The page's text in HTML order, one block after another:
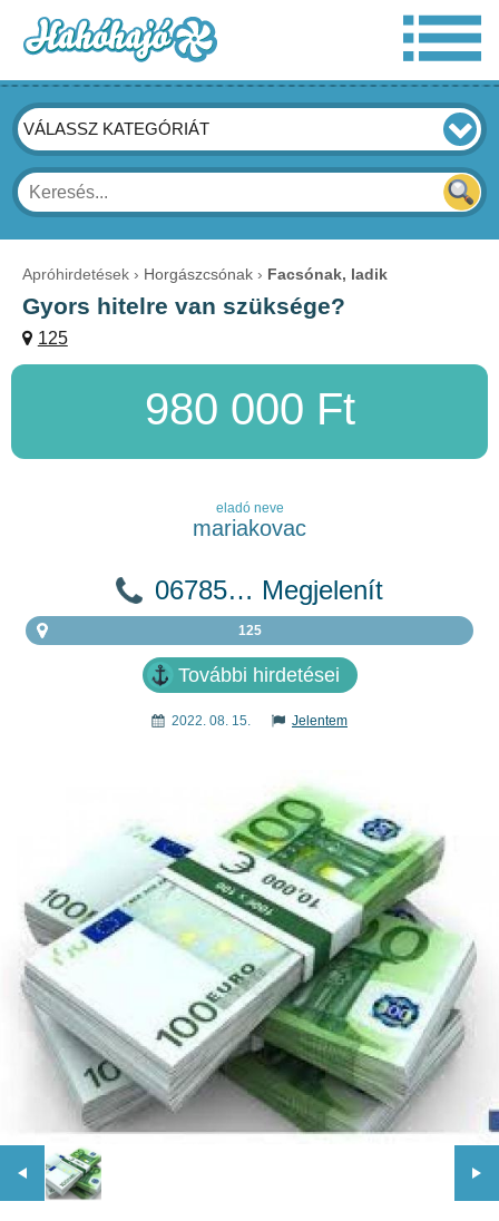
VÁLASSZ KATEGÓRIÁT
Apróhirdetések Horgászcsónak Facsónak, ladik
Gyors hitelre van szüksége?
125
980 000 Ft
eladó neve
mariakovac
06785… Megjelenít
125
További hirdetései
2022. 08. 15. Jelentem